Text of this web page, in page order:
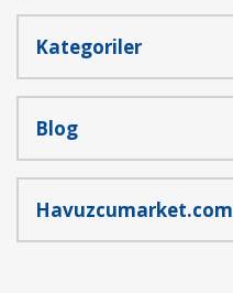
Kategoriler
Blog
Havuzcumarket.com